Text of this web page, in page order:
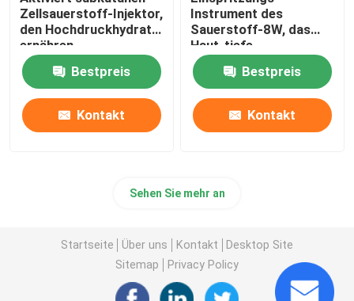
Zellsauerstoff-Injektor,
den Hochdruckhydrat
ernähren
Bestpreis
Kontakt
Instrument des
Sauerstoff-8W, das
Haut-tiefe
Hydratations-
Antiallergie-Reparatur
weiß wird
Bestpreis
Kontakt
Sehen Sie mehr an
Startseite Über uns Kontakt
Desktop Site
Sitemap
Privacy Policy